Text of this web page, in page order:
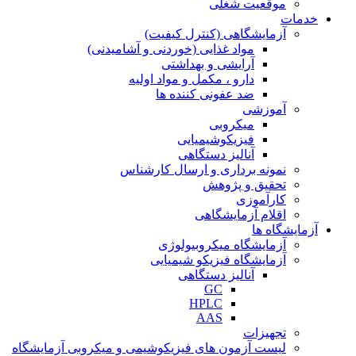
موقعیت شغلی
خدمات
آزمایشگاهی (کنترل کیفیت)
مواد غذایی (خوردنی و آشامیدنی)
آرایشی و بهداشتی
دارو ، مکمل و مواد اولیه
ضد عفونی کننده ها
آموزشی
میکروبی
فیزیکوشیمیایی
آنالیز دستگاهی
نمونه برداری و ارسال کارشناس
تحقیق و پژوهش
کارآموزی
اقلام آزمایشگاهی
آزمایشگاه ها
آزمایشگاه میکروبیولوژی
آزمایشگاه فیزیکو شیمیایی
آنالیز دستگاهی
GC
HPLC
AAS
تجهیزات
لیست آزمون های فیزیکوشیمی و میکروبی آزمایشگاه